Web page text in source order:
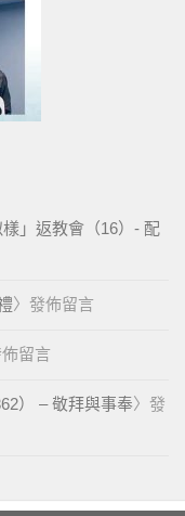
」返教會（16）- 配
〉發佈留言
留言
） – 敬拜與事奉〉發